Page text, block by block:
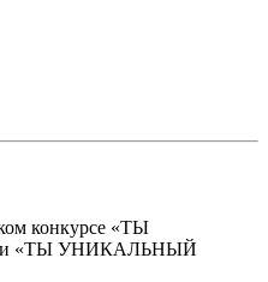
конкурсе «ТЫ
и «ТЫ УНИКАЛЬНЫЙ